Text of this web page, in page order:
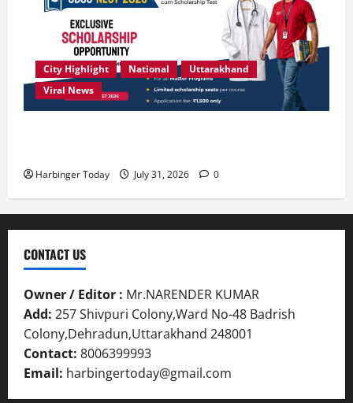
City Highlight National
Uttarakhand
Viral News
Harbinger Today July 31, 2026 0
CONTACT US
Owner / Editor : Mr.NARENDER KUMAR
Add: 257 Shivpuri Colony,Ward No-48 Badrish
Colony,Dehradun,Uttarakhand 248001
Contact: 8006399993
Email: harbingertoday@gmail.com